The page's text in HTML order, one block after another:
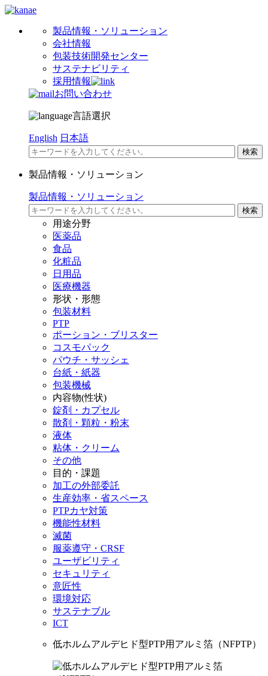
製品情報・ソリューション
会社情報
包装技術開発センター
サステナビリティ
採用情報
お問い合わせ
言語選択
English 日本語
製品情報・ソリューション
製品情報・ソリューション
用途分野
医薬品
食品
化粧品
日用品
医療機器
形状・形態
包装材料
PTP
ポーション・ブリスター
コスモパック
パウチ・サッシェ
台紙・紙器
包装機械
内容物(性状)
錠剤・カプセル
散剤・顆粒・粉末
液体
粘体・クリーム
その他
目的・課題
加工の外部委託
生産効率・省スペース
PTPカヤ対策
機能性材料
滅菌
服薬遵守・CRSF
ユーザビリティ
セキュリティ
意匠性
環境対応
サステナブル
ICT
低ホルムアルデヒド型PTP用アルミ箔（NFPTP）